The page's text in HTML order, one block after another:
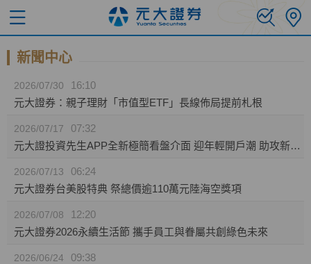
新聞中心
2026/07/30
16:10
元大證券：親子理財「市值型ETF」長線佈局提前札根
2026/07/17
07:32
元大證投資先生APP全新極簡看盤介面 迎年輕開戶潮 助攻新生代投資人效率布局
2026/07/13
06:24
元大證券台美股特典 祭總價逾110萬元陸海空獎項
2026/07/08
12:20
元大證券2026永續生活節 攜手員工與眷屬共創綠色未來
2026/06/24
09:38